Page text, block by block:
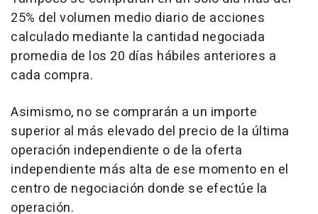
25% del volumen medio diario de acciones
calculado mediante la cantidad negociada
promedia de los 20 días hábiles anteriores a
cada compra.
Asimismo, no se comprarán a un importe
superior al más elevado del precio de la última
operación independiente o de la oferta
independiente más alta de ese momento en el
centro de negociación donde se efectúe la
operación.